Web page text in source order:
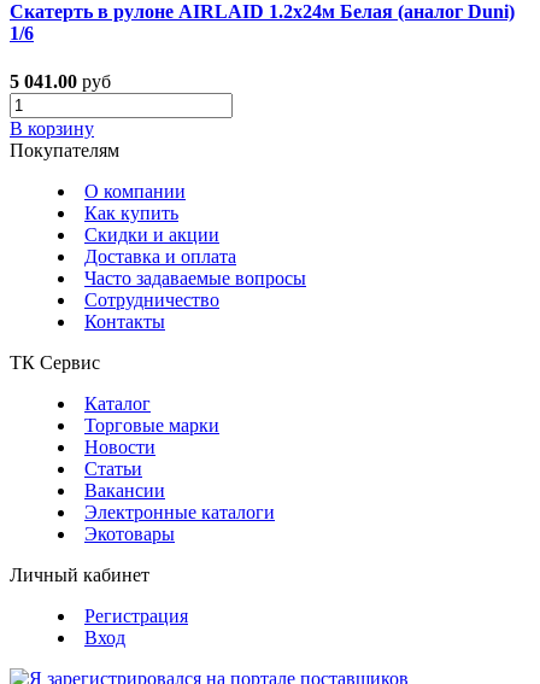
Скатерть в рулоне AIRLAID 1.2x24м Белая (аналог Duni)
1/6
5 041.00 руб
В корзину
Покупателям
О компании
Как купить
Скидки и акции
Доставка и оплата
Часто задаваемые вопросы
Сотрудничество
Контакты
ТК Сервис
Каталог
Торговые марки
Новости
Статьи
Вакансии
Электронные каталоги
Экотовары
Личный кабинет
Регистрация
Вход